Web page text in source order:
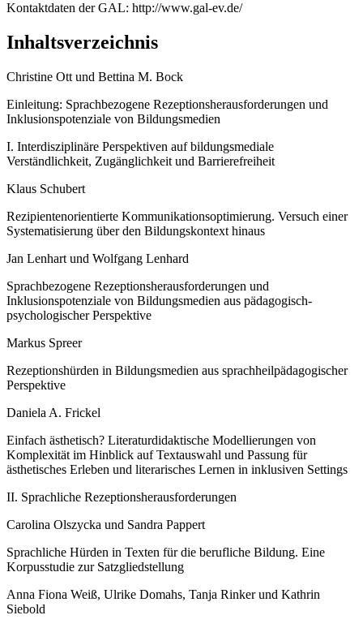
Kontaktdaten der GAL: http://www.gal-ev.de/
Inhaltsverzeichnis
Christine Ott und Bettina M. Bock
Einleitung: Sprachbezogene Rezeptionsherausforderungen und
Inklusionspotenziale von Bildungsmedien
I. Interdisziplinäre Perspektiven auf bildungsmediale
Verständlichkeit, Zugänglichkeit und Barrierefreiheit
Klaus Schubert
Rezipientenorientierte Kommunikationsoptimierung. Versuch einer
Systematisierung über den Bildungskontext hinaus
Jan Lenhart und Wolfgang Lenhard
Sprachbezogene Rezeptionsherausforderungen und
Inklusionspotenziale von Bildungsmedien aus pädagogisch-
psychologischer Perspektive
Markus Spreer
Rezeptionshürden in Bildungsmedien aus sprachheilpädagogischer
Perspektive
Daniela A. Frickel
Einfach ästhetisch? Literaturdidaktische Modellierungen von
Komplexität im Hinblick auf Textauswahl und Passung für
ästhetisches Erleben und literarisches Lernen in inklusiven Settings
II. Sprachliche Rezeptionsherausforderungen
Carolina Olszycka und Sandra Pappert
Sprachliche Hürden in Texten für die berufliche Bildung. Eine
Korpusstudie zur Satzgliedstellung
Anna Fiona Weiß, Ulrike Domahs, Tanja Rinker und Kathrin
Siebold